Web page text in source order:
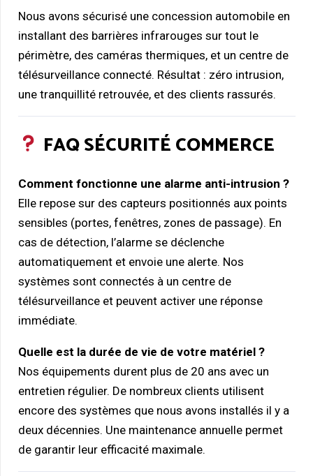
Nous avons sécurisé une concession automobile en
installant des barrières infrarouges sur tout le
périmètre, des caméras thermiques, et un centre de
télésurveillance connecté. Résultat : zéro intrusion,
une tranquillité retrouvée, et des clients rassurés.
FAQ SÉCURITÉ COMMERCE
Comment fonctionne une alarme anti-intrusion ?
Elle repose sur des capteurs positionnés aux points
sensibles (portes, fenêtres, zones de passage). En
cas de détection, l’alarme se déclenche
automatiquement et envoie une alerte. Nos
systèmes sont connectés à un centre de
télésurveillance et peuvent activer une réponse
immédiate.
Quelle est la durée de vie de votre matériel ?
Nos équipements durent plus de 20 ans avec un
entretien régulier. De nombreux clients utilisent
encore des systèmes que nous avons installés il y a
deux décennies. Une maintenance annuelle permet
de garantir leur efficacité maximale.